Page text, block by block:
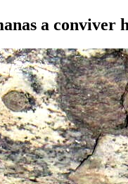
a conviver